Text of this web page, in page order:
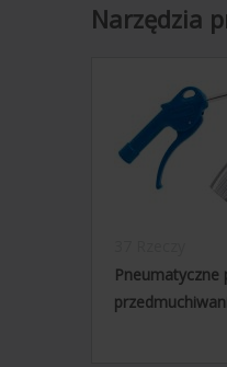
Narzędzia
Pneumatyczne